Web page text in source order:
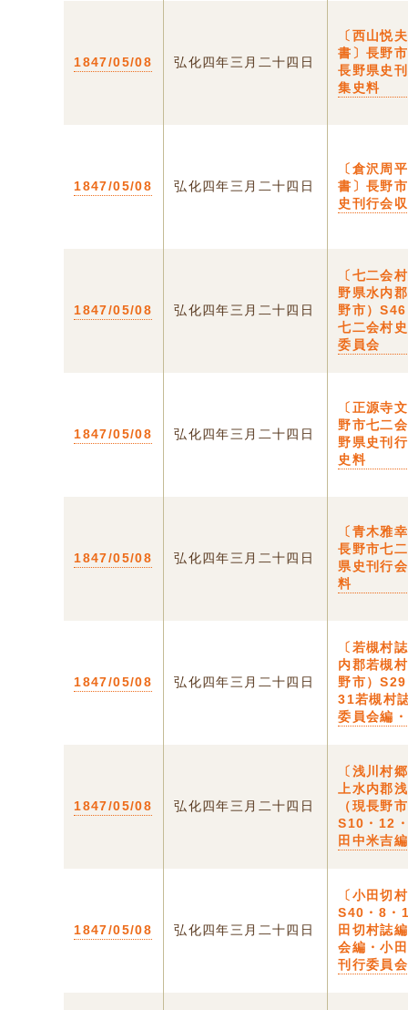
1847/05/08 弘化四年三月二十四日
〔西山悦
書〕長野
長野県史
集史料
1847/05/08 弘化四年三月二十四日
〔倉沢周
書〕長野
史刊行会
1847/05/08 弘化四年三月二十四日
〔七二会
野県水内
野市）
七二会村
委員会
1847/05/08 弘化四年三月二十四日
〔正源寺
野市七二
野県史刊
史料
1847/05/08 弘化四年三月二十四日
〔青木雅
長野市七
県史刊行
料
1847/05/08 弘化四年三月二十四日
〔若槻村
内郡若槻
野市）
31若槻村
委員会編
1847/05/08 弘化四年三月二十四日
〔浅川村
上水内郡
（現長野
S10・12
田中米吉
1847/05/08 弘化四年三月二十四日
〔小田切
S40・8
田切村誌
会編・小
刊行委員会